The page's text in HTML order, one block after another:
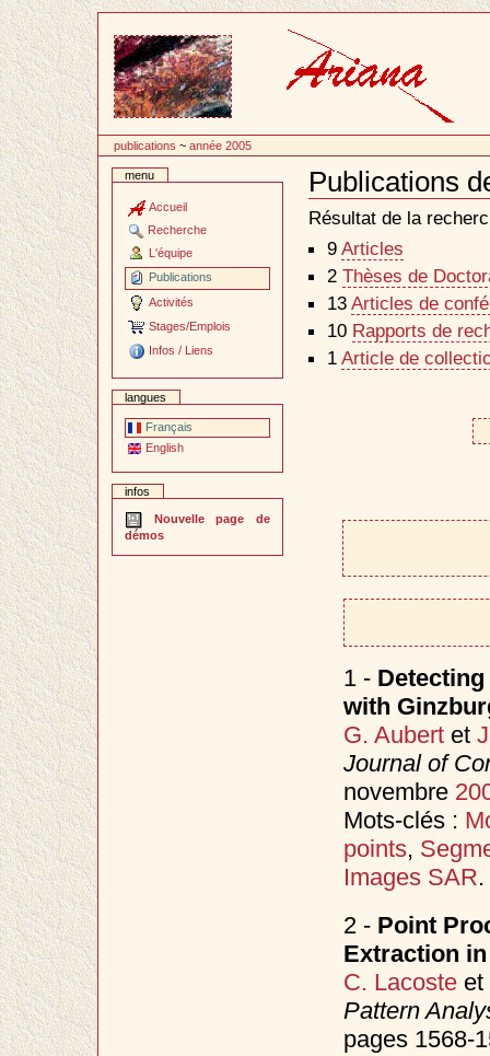
contenu
publications ~année 2005
menu
Accueil
Recherche
L'équipe
Publications
Activités
Stages/Emplois
Infos / Liens
langues
Français
English
infos
Nouvelle page de
démos
Publications
Document
Actions
Résultat de la
9 Articles
2 Thèses de
13 Articles de
10 Rapports de
1 Article de
1 -
with
G. Aubertet
Journal of
novembre
Mots-clés :
points,
Images SAR.
2 - Point
Extraction
C. Lacosteet
Pattern
pages 1568-